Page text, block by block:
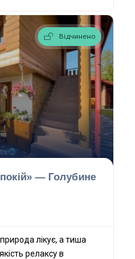
Відчинено
— Голубине
лікує, а тиша
релаксу в